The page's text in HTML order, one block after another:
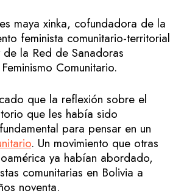
maya xinka, cofundadora de la
feminista comunitario-territorial
la Red de Sanadoras
Comunitario.
que la reflexión sobre el
que les había sido
para pensar en un
. Un movimiento que otras
ya habían abordado,
comunitarias en Bolivia a
noventa.